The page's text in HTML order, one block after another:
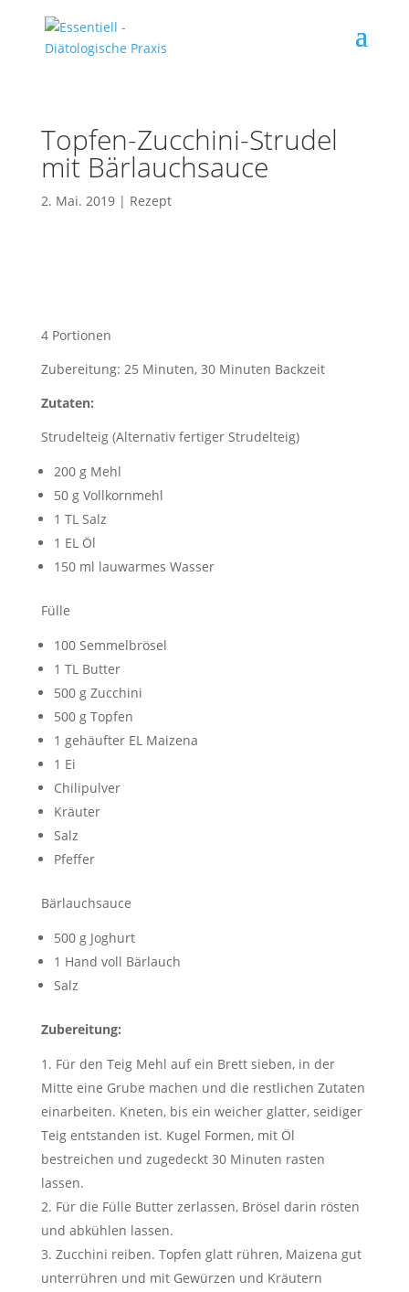
Topfen-Zucchini-Strudel
mit Bärlauchsauce
2. Mai. 2019| Rezept
4 Portionen
Zubereitung: 25 Minuten, 30 Minuten Backzeit
Zutaten:
Strudelteig (Alternativ fertiger Strudelteig)
200 g Mehl
50 g Vollkornmehl
1 TL Salz
1 EL Öl
150 ml lauwarmes Wasser
Fülle
100 Semmelbrösel
1 TL Butter
500 g Zucchini
500 g Topfen
1 gehäufter EL Maizena
1 Ei
Chilipulver
Kräuter
Salz
Pfeffer
Bärlauchsauce
500 g Joghurt
1 Hand voll Bärlauch
Salz
Zubereitung:
Für den Teig Mehl auf ein Brett sieben, in der
Mitte eine Grube machen und die restlichen Zutaten
einarbeiten. Kneten, bis ein weicher glatter, seidiger
Teig entstanden ist. Kugel Formen, mit Öl
bestreichen und zugedeckt 30 Minuten rasten
lassen.
Für die Fülle Butter zerlassen, Brösel darin rösten
und abkühlen lassen.
Zucchini reiben. Topfen glatt rühren, Maizena gut
unterrühren und mit Gewürzen und Kräutern